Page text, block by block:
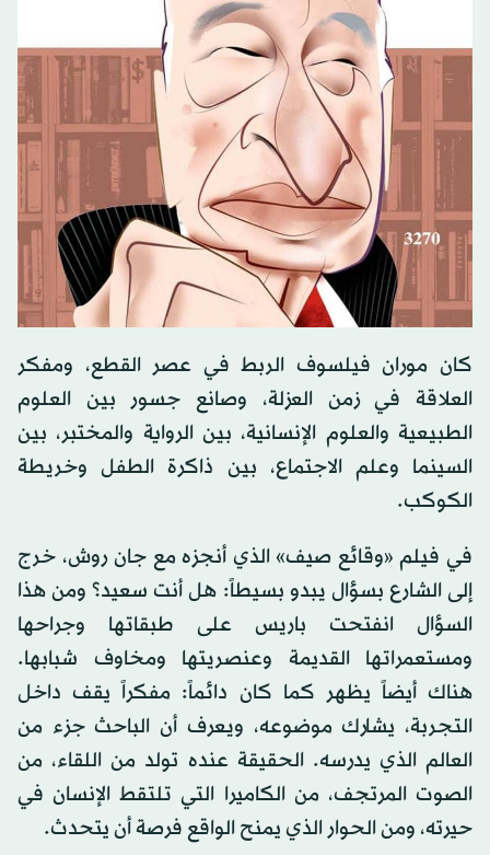
كان موران فيلسوف الربط في عصر القطع، ومفكر
العلاقة في زمن العزلة، وصانع جسور بين العلوم
الطبيعية والعلوم الإنسانية، بين الرواية والمختبر، بين
السينما وعلم الاجتماع، بين ذاكرة الطفل وخريطة
الكوكب.
في فيلم «وقائع صيف» الذي أنجزه مع جان روش، خرج
إلى الشارع بسؤال يبدو بسيطاً: هل أنت سعيد؟ ومن هذا
السؤال انفتحت باريس على طبقاتها وجراحها
ومستعمراتها القديمة وعنصريتها ومخاوف شبابها.
هناك أيضاً يظهر كما كان دائماً: مفكراً يقف داخل
التجربة، يشارك موضوعه، ويعرف أن الباحث جزء من
العالم الذي يدرسه. الحقيقة عنده تولد من اللقاء، من
الصوت المرتجف، من الكاميرا التي تلتقط الإنسان في
حيرته، ومن الحوار الذي يمنح الواقع فرصة أن يتحدث.